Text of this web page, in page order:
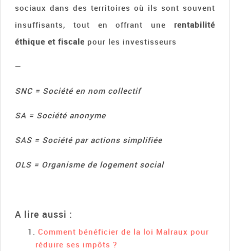
sociaux dans des territoires où ils sont souvent
insuffisants, tout en offrant une rentabilité
éthique et fiscale pour les investisseurs
—
SNC = Société en nom collectif
SA = Société anonyme
SAS = Société par actions simplifiée
OLS = Organisme de logement social
A lire aussi :
Comment bénéficier de la loi Malraux pour
réduire ses impôts ?